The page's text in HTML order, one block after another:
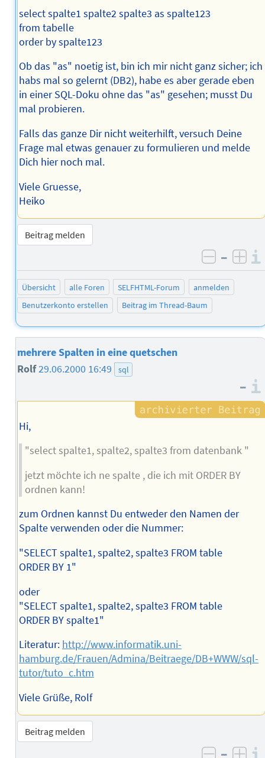
select spalte1 spalte2 spalte3 as spalte123
from tabelle
order by spalte123
Ob das "as" noetig ist, bin ich mir nicht ganz sicher; ich
habs mal so gelernt (DB2), habe es aber gerade eben
in einer SQL-Doku ohne das "as" gesehen; musst Du
mal probieren.
Falls das ganze Dir nicht weiterhilft, versuch Deine
Frage mal etwas genauer zu formulieren und melde
Dich hier noch mal.
Viele Gruesse,
Heiko
Beitrag melden
negativ
–
Übersicht alle Foren SELFHTML-Forum
anmelden
Benutzerkonto erstellen
Beitrag im Thread-Baum
mehrere Spalten in eine quetschen
Rolf29.06.2000 16:49 sql
–
Hi,
"select spalte1, spalte2, spalte3 from datenbank "
jetzt möchte ich ne spalte , die ich mit ORDER BY
ordnen kann!
zum Ordnen kannst Du entweder den Namen der
Spalte verwenden oder die Nummer:
"SELECT spalte1, spalte2, spalte3 FROM table
ORDER BY 1"
oder
"SELECT spalte1, spalte2, spalte3 FROM table
ORDER BY spalte1"
Literatur: http://www.informatik.uni-
hamburg.de/Frauen/Admina/Beitraege/DB+WWW/sql-
tutor/tuto_c.htm
Viele Grüße, Rolf
Beitrag melden
–